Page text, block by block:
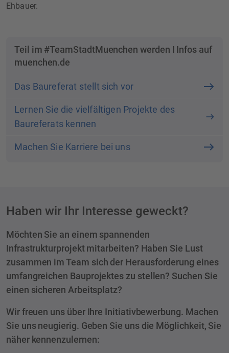
Ehbauer.
Teil im #TeamStadtMuenchen werden I Infos auf
muenchen.de
Das Baureferat stellt sich vor
Lernen Sie die vielfältigen Projekte des
Baureferats kennen
Machen Sie Karriere bei uns
Haben wir Ihr Interesse geweckt?
Möchten Sie an einem spannenden
Infrastrukturprojekt mitarbeiten? Haben Sie Lust
zusammen im Team sich der Herausforderung eines
umfangreichen Bauprojektes zu stellen? Suchen Sie
einen sicheren Arbeitsplatz?
Wir freuen uns über Ihre Initiativbewerbung. Machen
Sie uns neugierig. Geben Sie uns die Möglichkeit, Sie
näher kennenzulernen: